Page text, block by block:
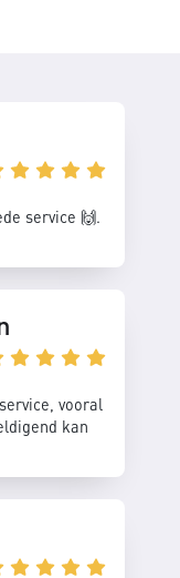
service 🙌.
vooral
kan